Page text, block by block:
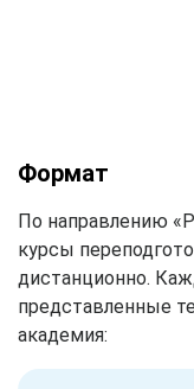
Формат
По направлению
курсы
дистанционно.
представленные
академия: